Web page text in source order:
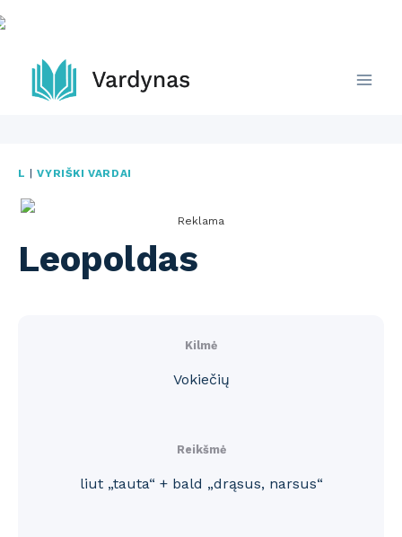
Skip
to
content
L |VYRIŠKI VARDAI
Reklama
Leopoldas
Kilmė
Vokiečių
Reikšmė
liut „tauta“ + bald „drąsus, narsus“